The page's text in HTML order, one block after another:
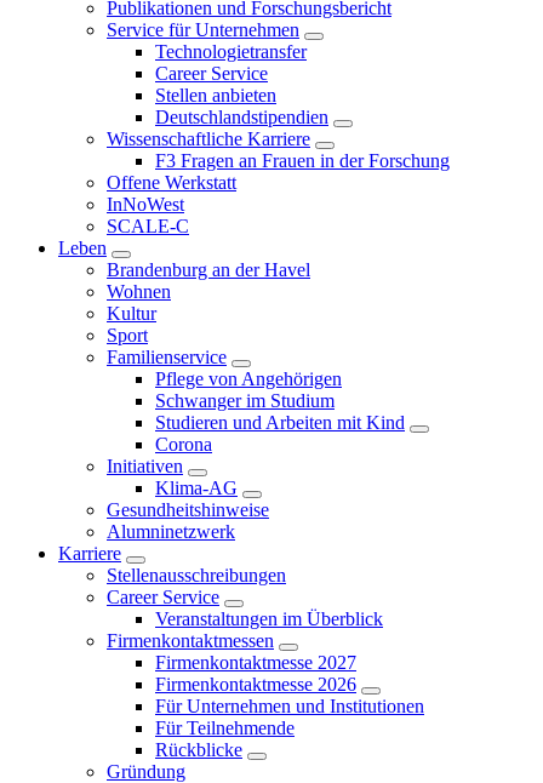
Publikationen und Forschungsbericht
Service für Unternehmen
Technologietransfer
Career Service
Stellen anbieten
Deutschlandstipendien
Wissenschaftliche Karriere
F3 Fragen an Frauen in der Forschung
Offene Werkstatt
InNoWest
SCALE-C
Leben
Brandenburg an der Havel
Wohnen
Kultur
Sport
Familienservice
Pflege von Angehörigen
Schwanger im Studium
Studieren und Arbeiten mit Kind
Corona
Initiativen
Klima-AG
Gesundheitshinweise
Alumninetzwerk
Karriere
Stellenausschreibungen
Career Service
Veranstaltungen im Überblick
Firmenkontaktmessen
Firmenkontaktmesse 2027
Firmenkontaktmesse 2026
Für Unternehmen und Institutionen
Für Teilnehmende
Rückblicke
Gründung